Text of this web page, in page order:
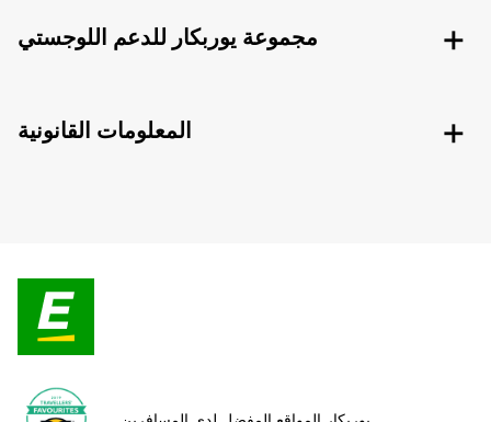
مجموعة يوربكار للدعم اللوجستي
المعلومات القانونية